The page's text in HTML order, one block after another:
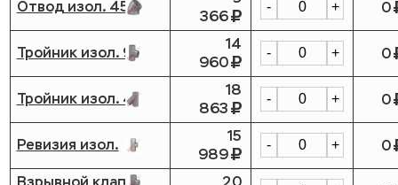
Отвод изол. 45
366
- + 0
Тройник изол. 90
14
960
- + 0
Тройник изол. 45
18
863
- + 0
Ревизия изол.
15
989
- + 0
Взрывной клапан
20